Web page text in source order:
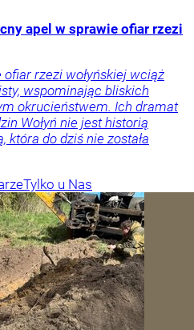
apel w sprawie ofiar rzezi
rzezi wołyńskiej wciąż
wspominając bliskich
okrucieństwem. Ich dramat
Wołyń nie jest historią
która do dziś nie została
Tylko u Nas